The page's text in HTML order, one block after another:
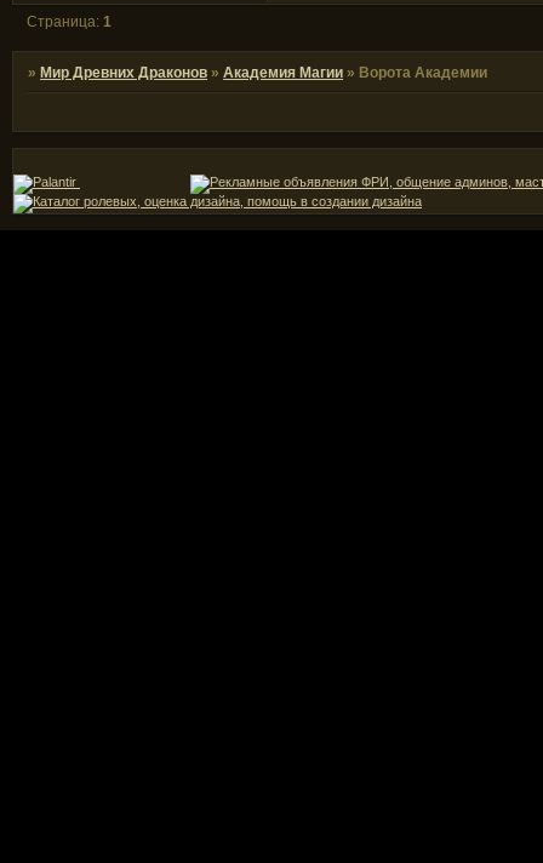
Страница:1
»Мир Древних Драконов »Академия Магии » Ворота Академии